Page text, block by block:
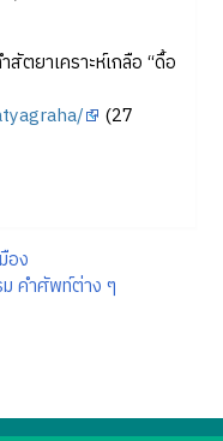
ตยาเคราะห์เกลือ “ดื้อ
(27
อง
คำศัพท์ต่าง ๆ